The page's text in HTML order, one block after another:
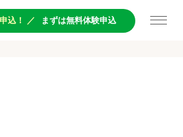
込！ ／ まずは無料体験申込